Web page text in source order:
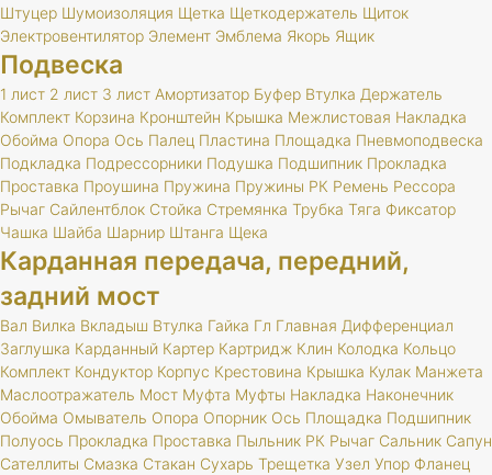
Штуцер Шумоизоляция Щетка Щеткодержатель Щиток
Электровентилятор Элемент Эмблема Якорь Ящик
Подвеска
1 лист 2 лист 3 лист Амортизатор Буфер Втулка Держатель
Комплект Корзина Кронштейн Крышка Межлистовая Накладка
Обойма Опора Ось Палец Пластина Площадка Пневмоподвеска
Подкладка Подрессорники Подушка Подшипник Прокладка
Проставка Проушина Пружина Пружины РК Ремень Рессора
Рычаг Сайлентблок Стойка Стремянка Трубка Тяга Фиксатор
Чашка Шайба Шарнир Штанга Щека
Карданная передача, передний,
задний мост
Вал Вилка Вкладыш Втулка Гайка Гл Главная Дифференциал
Заглушка Карданный Картер Картридж Клин Колодка Кольцо
Комплект Кондуктор Корпус Крестовина Крышка Кулак Манжета
Маслоотражатель Мост Муфта Муфты Накладка Наконечник
Обойма Омыватель Опора Опорник Ось Площадка Подшипник
Полуось Прокладка Проставка Пыльник РК Рычаг Сальник Сапун
Сателлиты Смазка Стакан Сухарь Трещетка Узел Упор Фланец